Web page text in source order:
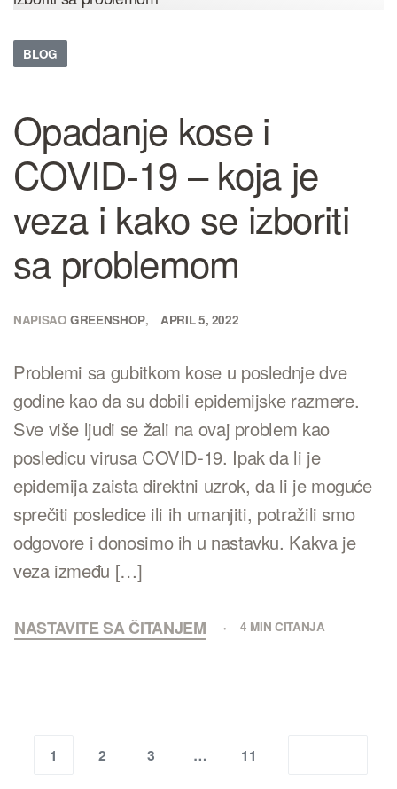
BLOG
Opadanje kose i
COVID-19 – koja je
veza i kako se izboriti
sa problemom
NAPISAOGREENSHOP APRIL 5, 2022
Problemi sa gubitkom kose u poslednje dve
godine kao da su dobili epidemijske razmere.
Sve više ljudi se žali na ovaj problem kao
posledicu virusa COVID-19. Ipak da li je
epidemija zaista direktni uzrok, da li je moguće
sprečiti posledice ili ih umanjiti, potražili smo
odgovore i donosimo ih u nastavku. Kakva je
veza između […]
NASTAVITE SA ČITANJEM 4 MIN ČITANJA
1 2 3 … 11